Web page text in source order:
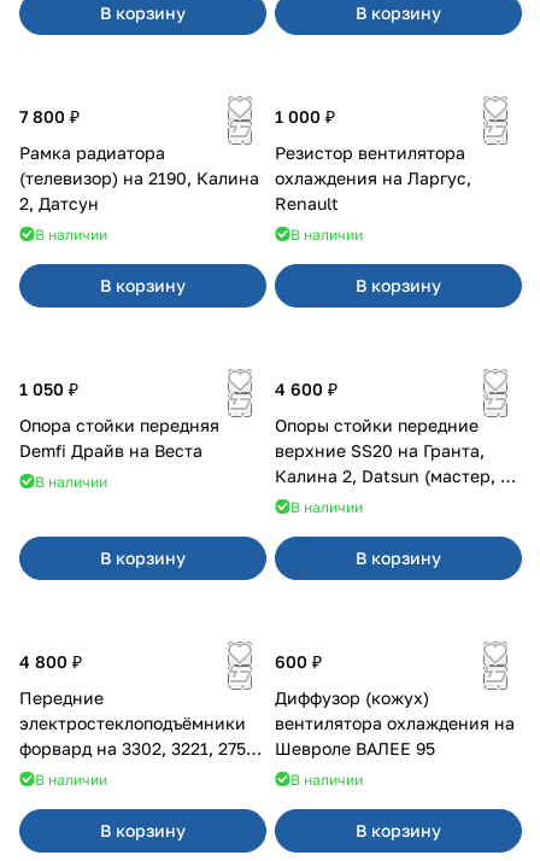
В корзину В корзину
7 800 ₽
Рамка радиатора
(телевизор) на 2190, Калина
2, Датсун
В наличии
В корзину
1 000 ₽
Резистор вентилятора
охлаждения на Ларгус,
Renault
В наличии
В корзину
1 050 ₽
Опора стойки передняя
Demfi Драйв на Веста
В наличии
В корзину
4 600 ₽
Опоры стойки передние
верхние SS20 на Гранта,
Калина 2, Datsun (мастер, с
ЭлУР, с подшипником) 2шт
В наличии
В корзину
4 800 ₽
Передние
электростеклоподъёмники
форвард на 3302, 3221, 2752,
2217В наличии
В корзину
600 ₽
Диффузор (кожух)
вентилятора охлаждения на
Шевроле ВАЛЕЕ 95
В наличии
В корзину